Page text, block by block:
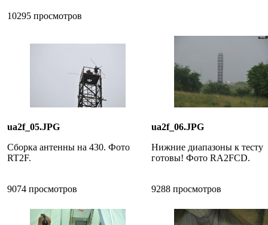
10295 просмотров
ua2f_05.JPG
Сборка антенны на 430. Фото
RT2F.
9074 просмотров
ua2f_06.JPG
Нижние диапазоны к тесту
готовы! Фото RA2FCD.
9288 просмотров